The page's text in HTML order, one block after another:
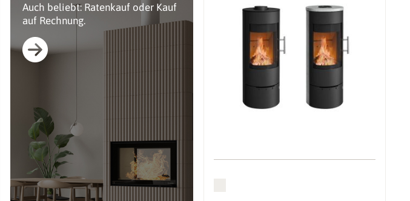
Auch beliebt: Ratenkauf oder Kauf
auf Rechnung.